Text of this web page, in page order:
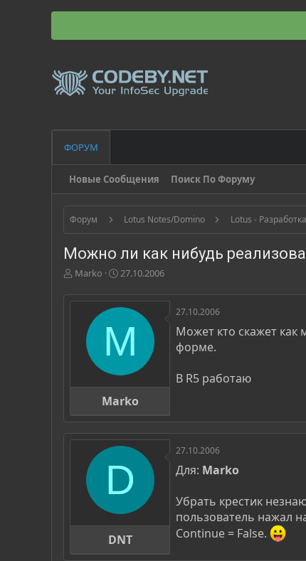
ФОРУМ
Новые Сообщения Поиск По Форуму
Форум Lotus Notes/Domino Lotus - Разработка
Можно ли как нибудь
А
т
Marko
Д
т
а
ч
л
а
27.10.2006
M
Marko
27.10.2006
Может кто скажет как
форме.
В R5 работаю
D
DNT
27.10.2006
Для: Marko
Убрать крестик
пользователь нажал
Continue = False.